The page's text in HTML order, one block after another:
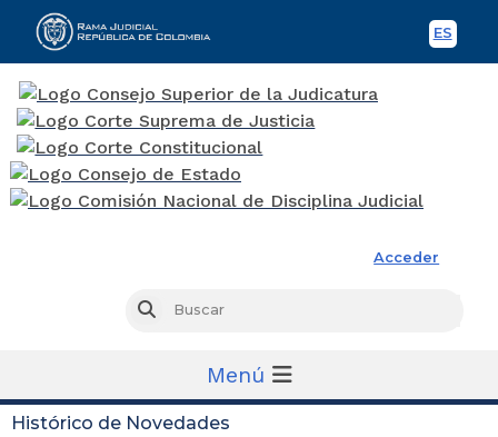
ES
Acceder
Buscar
Menú
Histórico de Novedades